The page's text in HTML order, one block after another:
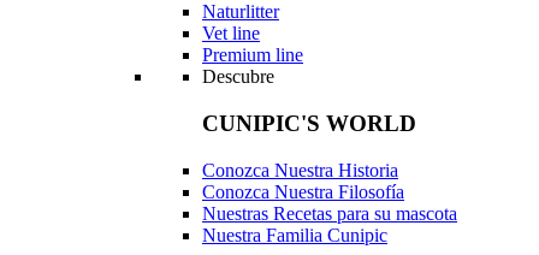
Naturlitter
Vet line
Premium line
Descubre
CUNIPIC'S WORLD
Conozca Nuestra Historia
Conozca Nuestra Filosofía
Nuestras Recetas para su mascota
Nuestra Familia Cunipic